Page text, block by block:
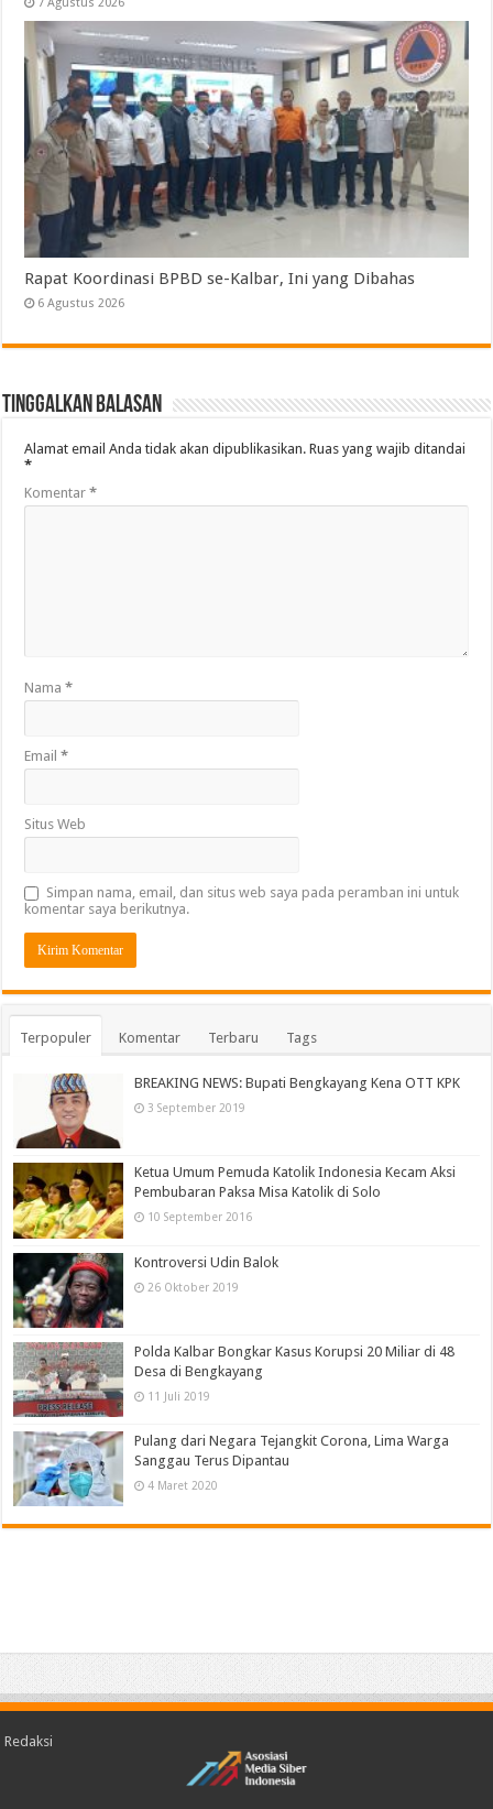
7 Agustus 2026
Rapat Koordinasi BPBD se-Kalbar, Ini yang Dibahas
6 Agustus 2026
Tinggalkan Balasan
Alamat email Anda tidak akan dipublikasikan. Ruas yang wajib ditandai
*
Komentar*
Nama*
Email*
Situs Web
Simpan nama, email, dan situs web saya pada peramban ini untuk
komentar saya berikutnya.
Terpopuler Komentar Terbaru Tags
BREAKING NEWS: Bupati Bengkayang Kena OTT KPK
3 September 2019
Ketua Umum Pemuda Katolik Indonesia Kecam Aksi
Pembubaran Paksa Misa Katolik di Solo
10 September 2016
Kontroversi Udin Balok
26 Oktober 2019
Polda Kalbar Bongkar Kasus Korupsi 20 Miliar di 48
Desa di Bengkayang
11 Juli 2019
Pulang dari Negara Tejangkit Corona, Lima Warga
Sanggau Terus Dipantau
4 Maret 2020
Redaksi